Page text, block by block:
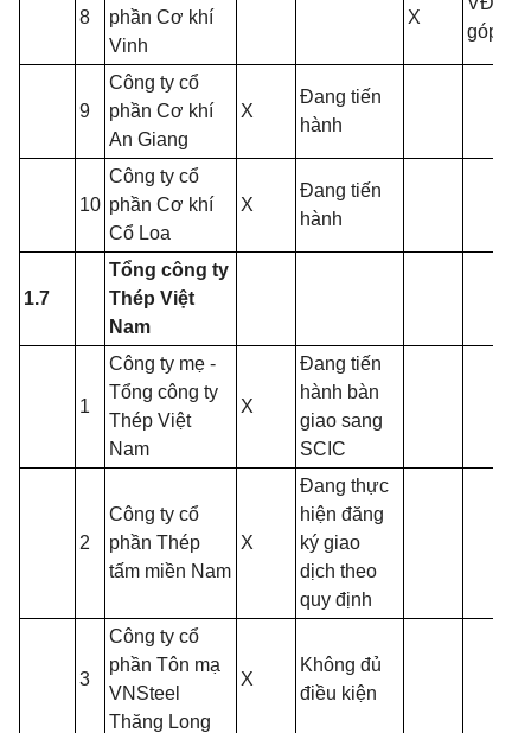
8
phần Cơ khí
Vinh
X
góp
9
Công ty cổ
phần Cơ khí
An Giang
X
Đang tiến
hành
10
Công ty cổ
phần Cơ khí
Cổ Loa
X
Đang tiến
hành
1.7
Tổng công ty
Thép Việt
Nam
1
Công ty mẹ -
Tổng công ty
Thép Việt
Nam
X
Đang tiến
hành bàn
giao sang
SCIC
2
Công ty cổ
phần Thép
tấm miền Nam
X
Đang thực
hiện đăng
ký giao
dịch theo
quy định
3
Công ty cổ
phần Tôn mạ
VNSteel
Thăng Long
X
Không đủ
điều kiện